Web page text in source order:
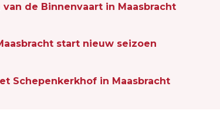
de Binnenvaart in Maasbracht
start nieuw seizoen
Schepenkerkhof in Maasbracht